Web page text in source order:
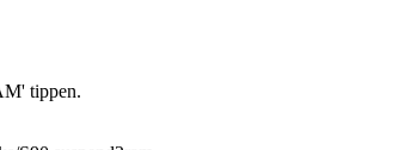
tippen.